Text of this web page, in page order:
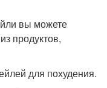
вы можете
продуктов,
для похудения.